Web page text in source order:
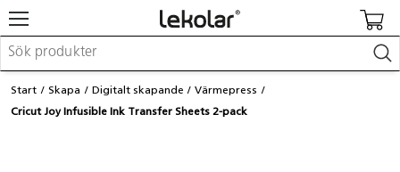
Möbler & inredning
Lekplatsutrustning & utemiljö
Start Skapa Digitalt skapande
Värmepress
Cricut Joy Infusible Ink Transfer Sheets 2-pack